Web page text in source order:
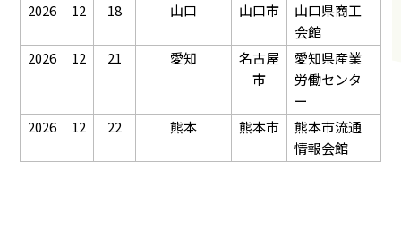
2026
12 18 山口 山口市
山口県商工
会館
2026
12 21 愛知
名古屋
市
愛知県産業
労働センタ
ー
2026
12 22 熊本 熊本市
熊本市流通
情報会館